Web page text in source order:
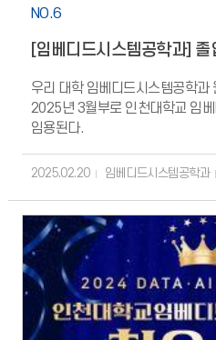
NO.6
[임베디드시스템공학과]
우리 대학 임베디드시스템공학과
2025년 3월부로 인천대학교 임
임용된다.
2025.02.20 임베디드시스템공학과